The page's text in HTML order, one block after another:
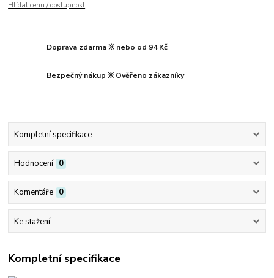
Hlídat cenu / dostupnost
Doprava zdarma ※ nebo od 94 Kč
Bezpečný nákup ※ Ověřeno zákazníky
Kompletní specifikace
Hodnocení 0
Komentáře 0
Ke stažení
Kompletní specifikace